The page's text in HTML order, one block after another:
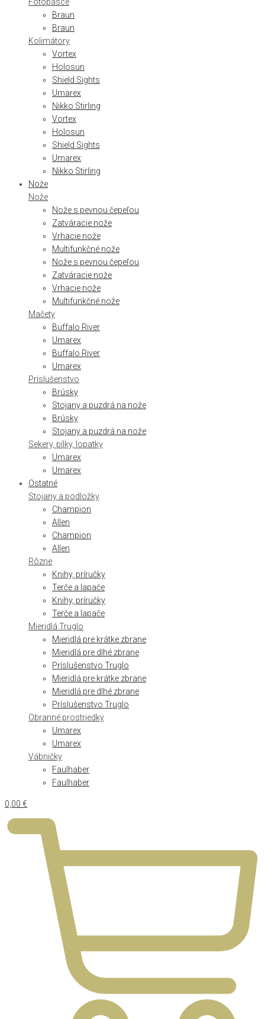
Braun
Braun
Kolimátory
Vortex
Holosun
Shield Sights
Umarex
Nikko Stirling
Vortex
Holosun
Shield Sights
Umarex
Nikko Stirling
Nože
Nože
Nože s pevnou čepeľou
Zatváracie nože
Vrhacie nože
Multifunkčné nože
Nože s pevnou čepeľou
Zatváracie nože
Vrhacie nože
Multifunkčné nože
Mačety
Buffalo River
Umarex
Buffalo River
Umarex
Príslušenstvo
Brúsky
Stojany a puzdrá na nože
Brúsky
Stojany a puzdrá na nože
Sekery, pílky, lopatky
Umarex
Umarex
Ostatné
Stojany a podložky
Champion
Allen
Champion
Allen
Rôzne
Knihy, príručky
Terče a lapače
Knihy, príručky
Terče a lapače
Mieridlá Truglo
Mieridlá pre krátke zbrane
Mieridlá pre dlhé zbrane
Príslušenstvo Truglo
Mieridlá pre krátke zbrane
Mieridlá pre dlhé zbrane
Príslušenstvo Truglo
Obranné prostriedky
Umarex
Umarex
Vábničky
Faulhaber
Faulhaber
0,00 €